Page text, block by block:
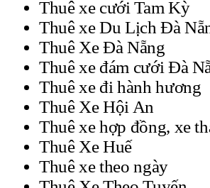
Thuê xe cưới Tam Kỳ
Thuê xe Du Lịch Đà
Thuê Xe Đà Nẵng
Thuê xe đám cưới Đà
Thuê xe đi hành hương
Thuê Xe Hội An
Thuê xe hợp đồng, xe
Thuê Xe Huế
Thuê xe theo ngày